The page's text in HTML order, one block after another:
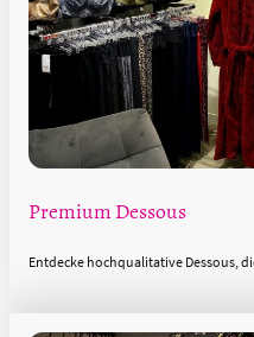
Premium Dessous
Entdecke hochqualitative Dessous,